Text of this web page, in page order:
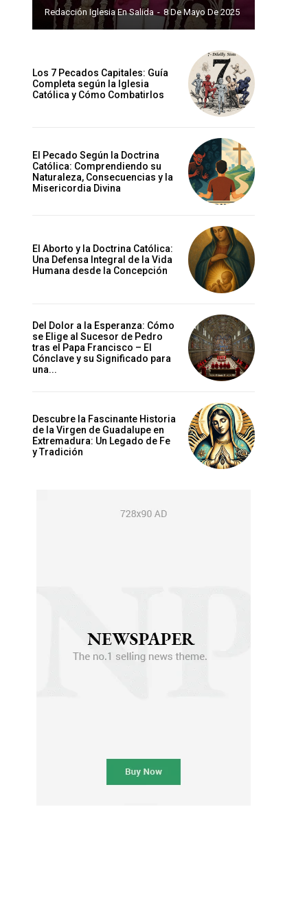
Redacción Iglesia En Salida - 8 De Mayo De 2025
Los 7 Pecados Capitales: Guía
Completa según la Iglesia
Católica y Cómo Combatirlos
El Pecado Según la Doctrina
Católica: Comprendiendo su
Naturaleza, Consecuencias y la
Misericordia Divina
El Aborto y la Doctrina Católica:
Una Defensa Integral de la Vida
Humana desde la Concepción
Del Dolor a la Esperanza: Cómo
se Elige al Sucesor de Pedro
tras el Papa Francisco – El
Cónclave y su Significado para
una...
Descubre la Fascinante Historia
de la Virgen de Guadalupe en
Extremadura: Un Legado de Fe
y Tradición